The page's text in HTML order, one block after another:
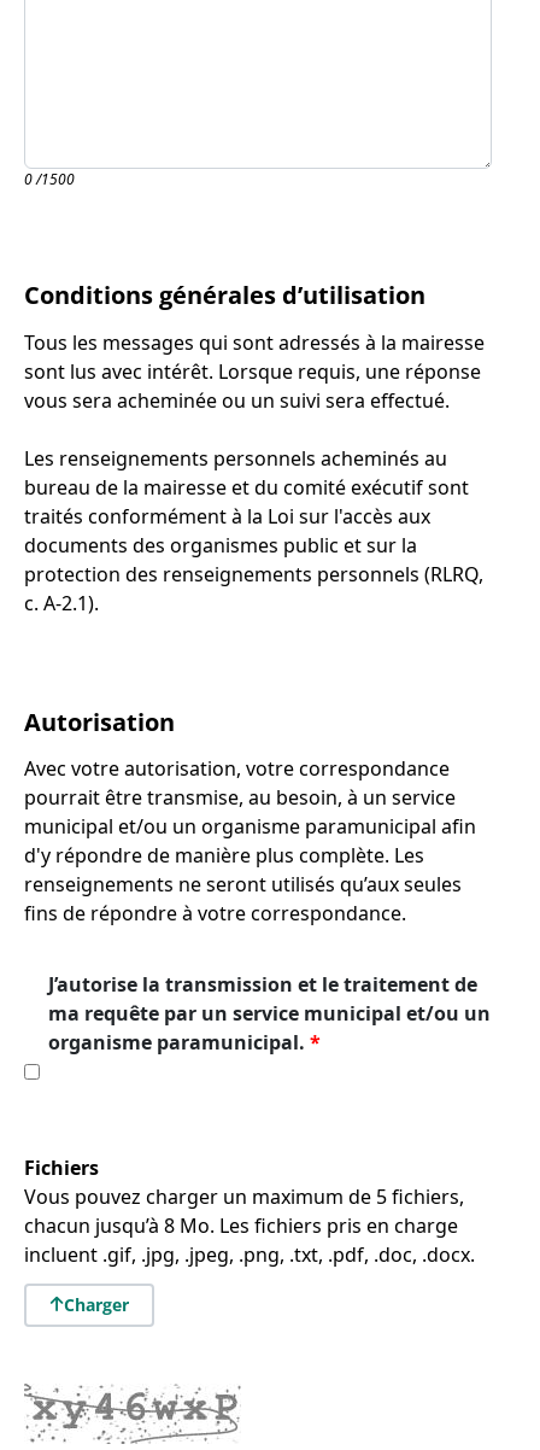
0/1500
Conditions générales d’utilisation
Tous les messages qui sont adressés à la mairesse
sont lus avec intérêt. Lorsque requis, une réponse
vous sera acheminée ou un suivi sera effectué.
Les renseignements personnels acheminés au
bureau de la mairesse et du comité exécutif sont
traités conformément à la Loi sur l'accès aux
documents des organismes public et sur la
protection des renseignements personnels (RLRQ,
c. A-2.1).
Autorisation
Avec votre autorisation, votre correspondance
pourrait être transmise, au besoin, à un service
municipal et/ou un organisme paramunicipal afin
d'y répondre de manière plus complète. Les
renseignements ne seront utilisés qu’aux seules
fins de répondre à votre correspondance.
J’autorise la transmission et le traitement de
ma requête par un service municipal et/ou un
organisme paramunicipal.
Fichiers
Vous pouvez charger un maximum de 5 fichiers,
chacun jusqu’à 8 Mo. Les fichiers pris en charge
incluent .gif, .jpg, .jpeg, .png, .txt, .pdf, .doc, .docx.
Charger